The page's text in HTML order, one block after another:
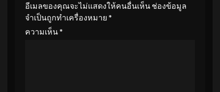
อีเมลของคุณจะไม่แสดงให้คนอื่นเห็น ช่องข้อมูล
จำเป็นถูกทำเครื่องหมาย *
ความเห็น*